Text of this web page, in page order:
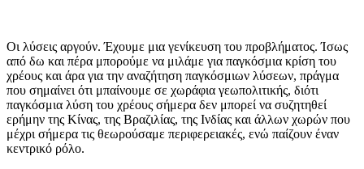
Οι λύσεις αργούν. Έχουμε μια γενίκευση του προβλήματος. Ίσως
από δω και πέρα μπορούμε να μιλάμε για παγκόσμια κρίση του
χρέους και άρα για την αναζήτηση παγκόσμιων λύσεων, πράγμα
που σημαίνει ότι μπαίνουμε σε χωράφια γεωπολιτικής, διότι
παγκόσμια λύση του χρέους σήμερα δεν μπορεί να συζητηθεί
ερήμην της Κίνας, της Βραζιλίας, της Ινδίας και άλλων χωρών που
μέχρι σήμερα τις θεωρούσαμε περιφερειακές, ενώ παίζουν έναν
κεντρικό ρόλο.